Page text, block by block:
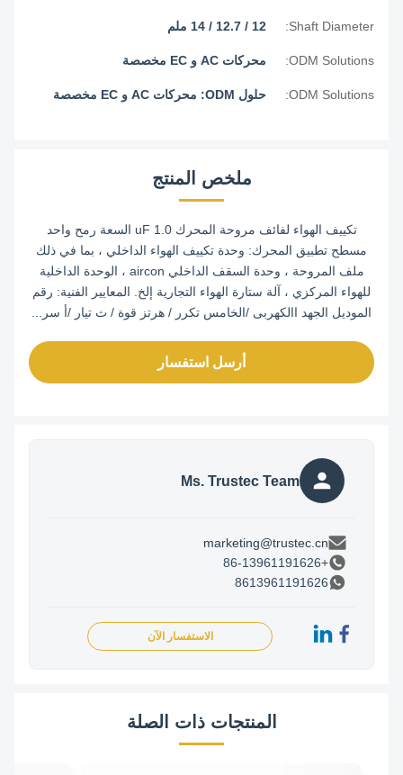
Shaft Diameter: 12 / 12.7 / 14 ملم
ODM Solutions: محركات AC و EC مخصصة
ODM Solutions: حلول ODM: محركات AC و EC مخصصة
ملخص المنتج
تكييف الهواء لفائف مروحة المحرك 1.0 uF السعة رمح واحد
مسطح تطبيق المحرك: وحدة تكييف الهواء الداخلي ، بما في ذلك
ملف المروحة ، وحدة السقف الداخلي aircon ، الوحدة الداخلية
للهواء المركزي ، آلة ستارة الهواء التجارية إلخ. المعايير الفنية: رقم
الموديل الجهد االكهربى /الخامس تكرر / هرتز قوة / ث تيار /أ سر...
أرسل استفسار
Ms. Trustec Team
marketing@trustec.cn
8613961191626
الاستفسار الآن
المنتجات ذات الصلة